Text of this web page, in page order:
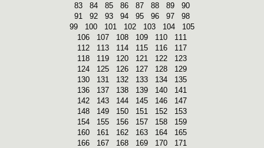
83
84 85 86 87 88 89
90
91
92 93 94 95 96 97
98
99
100 101 102 103 104
105
106
107 108 109 110
111
112
113 114 115 116
117
118
119 120 121 122
123
124
125 126 127 128
129
130
131 132 133 134
135
136
137 138 139 140
141
142
143 144 145 146
147
148
149 150 151 152
153
154
155 156 157 158
159
160
161 162 163 164
165
166
167 168 169 170
171